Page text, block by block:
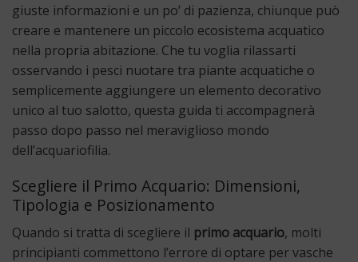
giuste informazioni e un po’ di pazienza, chiunque può
creare e mantenere un piccolo ecosistema acquatico
nella propria abitazione. Che tu voglia rilassarti
osservando i pesci nuotare tra piante acquatiche o
semplicemente aggiungere un elemento decorativo
unico al tuo salotto, questa guida ti accompagnerà
passo dopo passo nel meraviglioso mondo
dell’acquariofilia.
Scegliere il Primo Acquario: Dimensioni,
Tipologia e Posizionamento
Quando si tratta di scegliere il primo acquario, molti
principianti commettono l’errore di optare per vasche